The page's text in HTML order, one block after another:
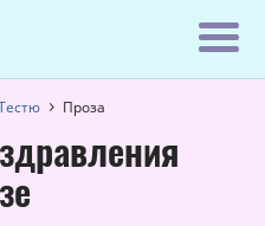
Проза